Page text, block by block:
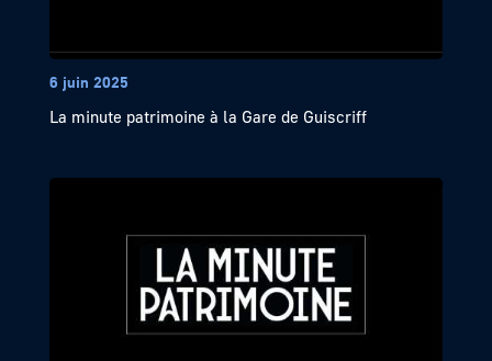
6 juin 2025
La minute patrimoine à la Gare de Guiscriff